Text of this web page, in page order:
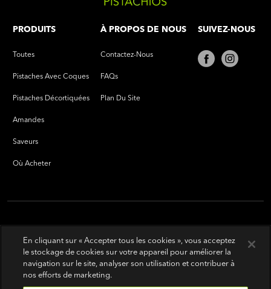
PRODUITS
Toutes
Pistaches Avec Coques
Pistaches Décortiquées
Amandes
Saveurs
Où Acheter
À PROPOS DE NOUS
Contactez-Nous
FAQs
Plan Du Site
SUIVEZ-NOUS
En cliquant sur « Accepter tous les cookies », vous acceptez
le stockage de cookies sur votre appareil pour améliorer la
navigation sur le site, analyser son utilisation et contribuer à
nos efforts de marketing.